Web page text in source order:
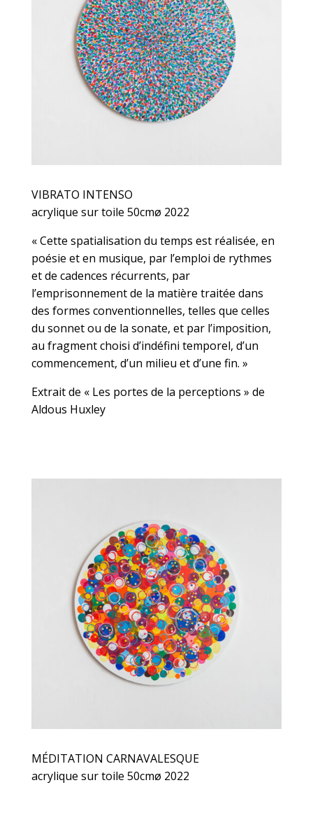
VIBRATO INTENSO
acrylique sur toile 50cmø 2022
« Cette spatialisation du temps est réalisée, en
poésie et en musique, par l’emploi de rythmes
et de cadences récurrents, par
l’emprisonnement de la matière traitée dans
des formes conventionnelles, telles que celles
du sonnet ou de la sonate, et par l’imposition,
au fragment choisi d’indéfini temporel, d’un
commencement, d’un milieu et d’une fin. »
Extrait de « Les portes de la perceptions » de
Aldous Huxley
MÉDITATION CARNAVALESQUE
acrylique sur toile 50cmø 2022